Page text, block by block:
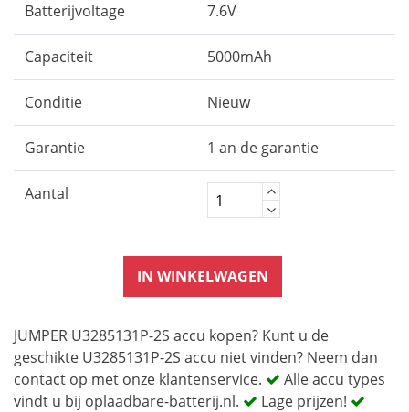
Batterijvoltage 7.6V
Capaciteit 5000mAh
Conditie Nieuw
Garantie 1 an de garantie
Aantal
IN WINKELWAGEN
JUMPER U3285131P-2S accu kopen? Kunt u de
geschikte U3285131P-2S accu niet vinden? Neem dan
contact op met onze klantenservice.
Alle accu types
vindt u bij oplaadbare-batterij.nl.
Lage prijzen!